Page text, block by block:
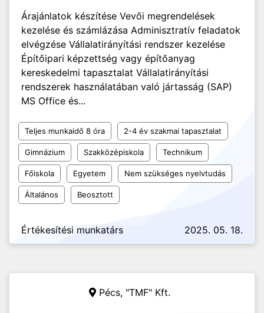
Árajánlatok készítése Vevői megrendelések
kezelése és számlázása Adminisztratív feladatok
elvégzése Vállalatirányítási rendszer kezelése
Építőipari képzettség vagy építőanyag
kereskedelmi tapasztalat Vállalatirányítási
rendszerek használatában való jártasság (SAP)
MS Office és...
Teljes munkaidő 8 óra 2-4 év szakmai tapasztalat
Gimnázium Szakközépiskola Technikum
Főiskola Egyetem Nem szükséges nyelvtudás
Általános Beosztott
Értékesítési munkatárs 2025. 05. 18.
Pécs, "TMF" Kft.